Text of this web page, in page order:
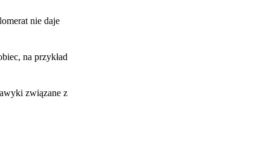
nie daje
na przykład
związane z